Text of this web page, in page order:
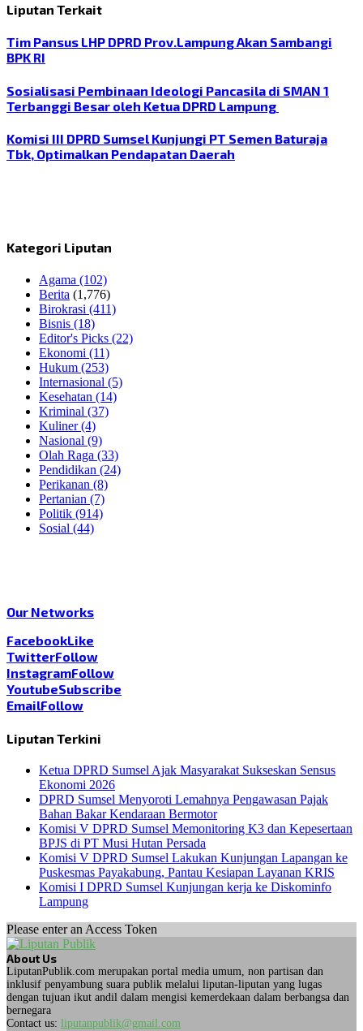
Liputan Terkait
Tim Pansus LHP DPRD Prov.Lampung Akan Sambangi
BPK RI
Sosialisasi Pembinaan Ideologi Pancasila di SMAN 1
Terbanggi Besar oleh Ketua DPRD Lampung
Komisi III DPRD Sumsel Kunjungi PT Semen Baturaja
Tbk, Optimalkan Pendapatan Daerah
Kategori Liputan
Agama (102)
Berita (1,776)
Birokrasi (411)
Bisnis (18)
Editor's Picks (22)
Ekonomi (11)
Hukum (253)
Internasional (5)
Kesehatan (14)
Kriminal (37)
Kuliner(4)
Nasional (9)
Olah Raga (33)
Pendidikan (24)
Perikanan (8)
Pertanian (7)
Politik (914)
Sosial (44)
Our Networks
FacebookLike
TwitterFollow
InstagramFollow
YoutubeSubscribe
EmailFollow
Liputan Terkini
Ketua DPRD Sumsel Ajak Masyarakat Sukseskan Sensus
Ekonomi 2026
DPRD Sumsel Menyoroti Lemahnya Pengawasan Pajak
Bahan Bakar Kendaraan Bermotor
Komisi V DPRD Sumsel Memonitoring K3 dan Kepesertaan
BPJS di PT Musi Hutan Persada
Komisi V DPRD Sumsel Lakukan Kunjungan Lapangan ke
Puskesmas Payakabung, Pantau Kesiapan Layanan KRIS
Komisi I DPRD Sumsel Kunjungan kerja ke Diskominfo
Lampung
Please enter an Access Token
About Us
LiputanPublik.com merupakan portal media umum, non partisan dan
inklusif penyambung suara publik melalui liputan-liputan yang lugas
dengan tujuan ikut andil dalam mengisi kemerdekaan dalam berbangsa dan
bernegara
Contact us: liputanpublik@gmail.com